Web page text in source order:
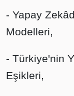
- Yapay
Modelleri,
- Türkiye'nin
Eşikleri,